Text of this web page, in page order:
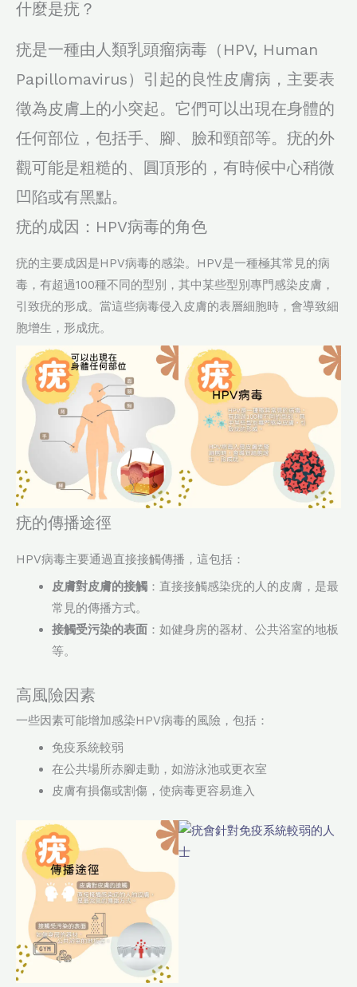
什麼是疣？
疣是一種由人類乳頭瘤病毒（HPV, Human
Papillomavirus）引起的良性皮膚病，主要表
徵為皮膚上的小突起。它們可以出現在身體的
任何部位，包括手、腳、臉和頸部等。疣的外
觀可能是粗糙的、圓頂形的，有時候中心稍微
凹陷或有黑點。
疣的成因：HPV病毒的角色
疣的主要成因是HPV病毒的感染。HPV是一種極其常見的病
毒，有超過100種不同的型別，其中某些型別專門感染皮膚，
引致疣的形成。當這些病毒侵入皮膚的表層細胞時，會導致細
胞增生，形成疣。
疣的傳播途徑
HPV病毒主要通過直接接觸傳播，這包括：
皮膚對皮膚的接觸 ：直接接觸感染疣的人的皮膚，是最
常見的傳播方式。
接觸受污染的表面 ：如健身房的器材、公共浴室的地板
等。
高風險因素
一些因素可能增加感染HPV病毒的風險，包括：
免疫系統較弱
在公共場所赤腳走動，如游泳池或更衣室
皮膚有損傷或割傷，使病毒更容易進入